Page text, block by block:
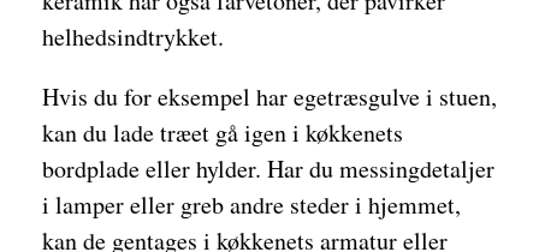
helhedsindtrykket.
Hvis du for eksempel har egetræsgulve i stuen,
kan du lade træet gå igen i køkkenets
bordplade eller hylder. Har du messingdetaljer
i lamper eller greb andre steder i hjemmet,
kan de gentages i køkkenets armatur eller